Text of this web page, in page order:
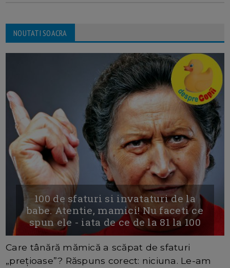
NOUTATI SOACRA
100 de sfaturi si invataturi de la
babe. Atentie, mamici! Nu faceti ce
spun ele - iata de ce de la 81 la 100
Care tânără mămică a scăpat de sfaturi
„prețioase”? Răspuns corect: niciuna. Le-am